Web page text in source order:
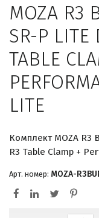
MOZA R3
SR-P LITE
TABLE
LITE
Комплект MOZA R3
R3 Table Clamp +
Арт. номер: MOZA-